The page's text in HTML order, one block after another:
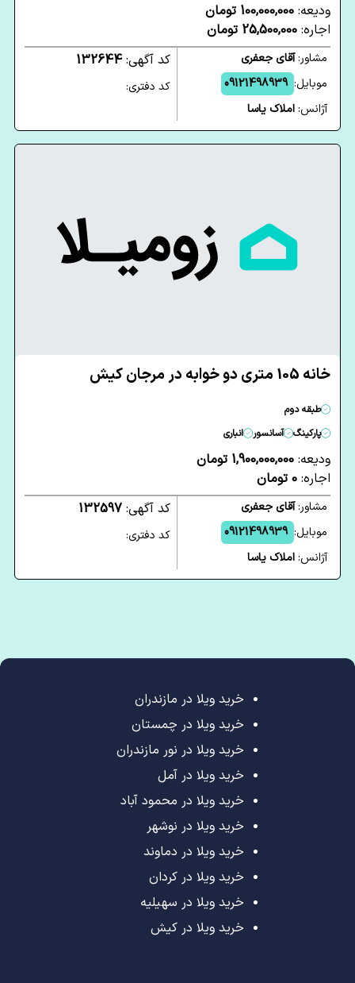
ودیعه: 100,000,000 تومان
اجاره: 25,500,000 تومان
مشاور:آقای جعفری
موبایل: 09121498939
آژانس:املاک یاسا
کد آگهی: 132644
کد دفتری:
خانه 105 متری دو خوابه در مرجان کیش
طبقه دوم
پارکینگ
آسانسور انباری
ودیعه: 1,900,000,000 تومان
اجاره: 0 تومان
مشاور:آقای جعفری
موبایل: 09121498939
آژانس:املاک یاسا
کد آگهی: 132597
کد دفتری:
خرید ویلا در مازندران
خرید ویلا در چمستان
خرید ویلا در نور مازندران
خرید ویلا در آمل
خرید ویلا در محمود آباد
خرید ویلا در نوشهر
خرید ویلا در دماوند
خرید ویلا در کردان
خرید ویلا در سهیلیه
خرید ویلا در کیش